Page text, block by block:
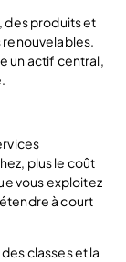
des produits et
renouvelables.
un actif central,
plus le coût
vous exploitez
à court
classes et la